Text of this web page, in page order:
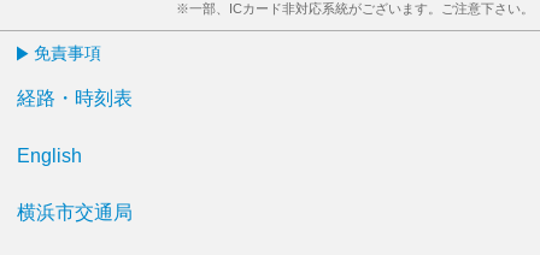
※一部、ICカード非対応系統がございます。ご注意下さい。
免責事項
経路・時刻表
English
横浜市交通局